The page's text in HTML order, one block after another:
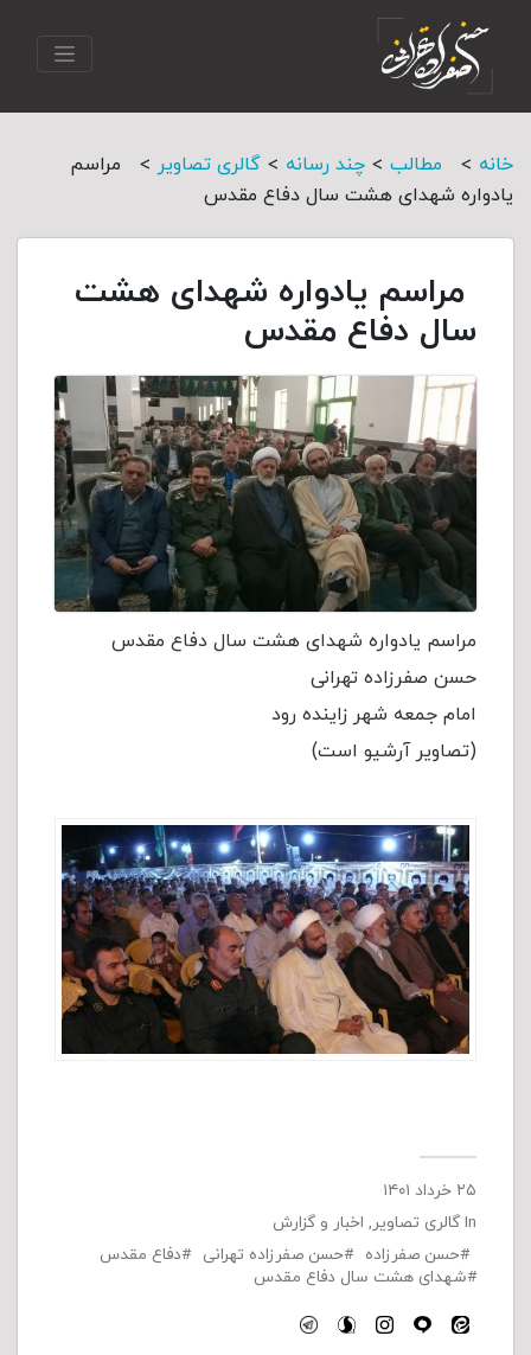
خانه > مطالب > چند رسانه > گالری تصاویر >
مراسم
یادواره شهدای هشت سال دفاع مقدس
مراسم یادواره شهدای هشت
سال دفاع مقدس
مراسم یادواره شهدای هشت سال دفاع مقدس
حسن صفرزاده تهرانی
امام جمعه شهر زاینده رود
(تصاویر آرشیو است)
۲۵ خرداد ۱۴۰۱
In گالری تصاویر , اخبار و گزارش
حسن صفرزاده
حسن صفرزاده تهرانی
دفاع مقدس
شهدای هشت سال دفاع مقدس